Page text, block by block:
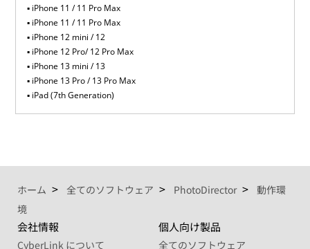
iPhone 11 / 11 Pro Max
iPhone 11 / 11 Pro Max
iPhone 12 mini / 12
iPhone 12 Pro/ 12 Pro Max
iPhone 13 mini / 13
iPhone 13 Pro / 13 Pro Max
iPad (7th Generation)
ホーム 全てのソフトウェア PhotoDirector
動作環
境
会社情報
CyberLink について
個人向け製品
全てのソフトウェア